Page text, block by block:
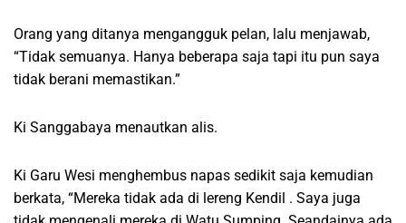
Orang yang ditanya mengangguk pelan, lalu menjawab,
“Tidak semuanya. Hanya beberapa saja tapi itu pun saya
tidak berani memastikan.”
Ki Sanggabaya menautkan alis.
Ki Garu Wesi menghembus napas sedikit saja kemudian
berkata, “Mereka tidak ada di lereng Kendil . Saya juga